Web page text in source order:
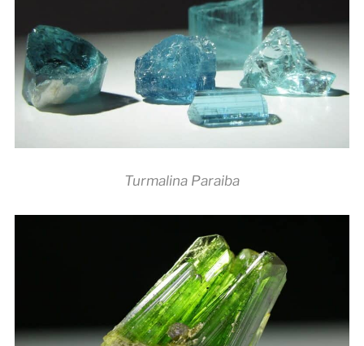
Turmalina Paraiba